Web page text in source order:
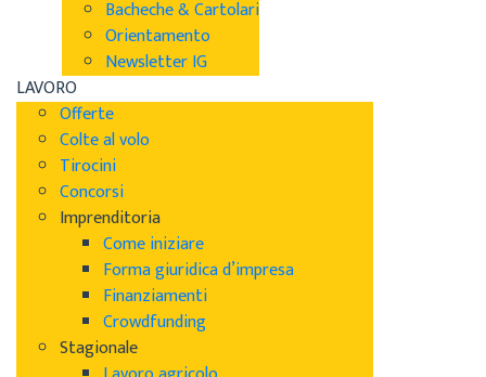
Bacheche & Cartolari
Orientamento
Newsletter IG
LAVORO
Offerte
Colte al volo
Tirocini
Concorsi
Imprenditoria
Come iniziare
Forma giuridica d’impresa
Finanziamenti
Crowdfunding
Stagionale